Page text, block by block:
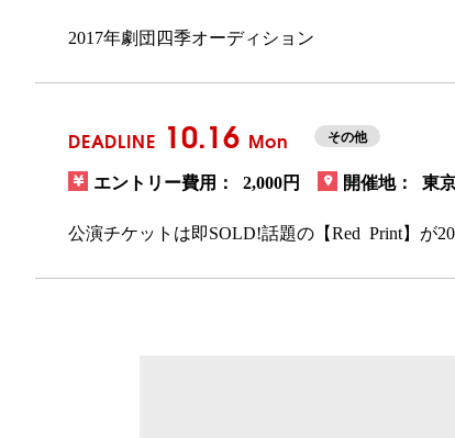
2017年劇団四季オーディション
DEADLINE 10.16 Mon その他
エントリー費用： 2,000円 開催地： 東
公演チケットは即SOLD!話題の【Red Print】が